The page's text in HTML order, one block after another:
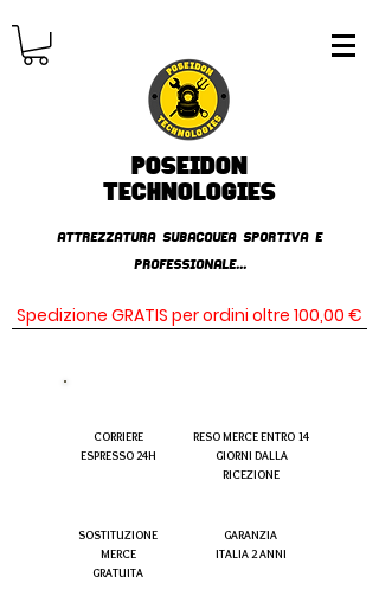
Poseidon
TECHNOLOGIES
AttrezzaturA subacqueA SPORTIVA E
PROFESSIONALE...
Spedizione GRATIS per ordini oltre 100,00 €
CORRIERE
ESPRESSO 24H
SOSTITUZIONE
MERCE
GRATUITA
RESO MERCE ENTRO 14
GIORNI DALLA
RICEZIONE
GARANZIA
ITALIA 2 ANNI